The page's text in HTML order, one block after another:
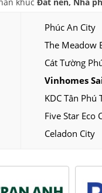
Phúc An City
The Meadow
Cát Tường
Vinhomes
KDC Tân Phú
Five Star Eco
Celadon City